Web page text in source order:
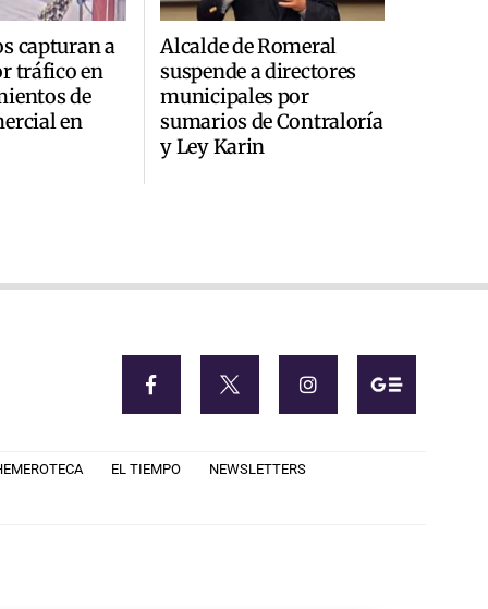
capturan a
tráfico en
de
en
Alcalde de Romeral
suspende a directores
municipales por
sumarios de Contraloría
y Ley Karin
EL TIEMPO NEWSLETTERS